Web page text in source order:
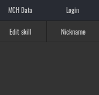
MCH Data Login
Edit skill Nickname